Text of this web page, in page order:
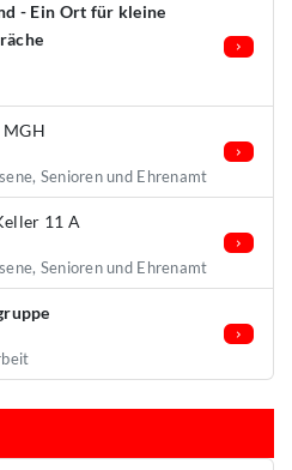
- Ein Ort für kleine
Senioren und Ehrenamt
11 A
Senioren und Ehrenamt